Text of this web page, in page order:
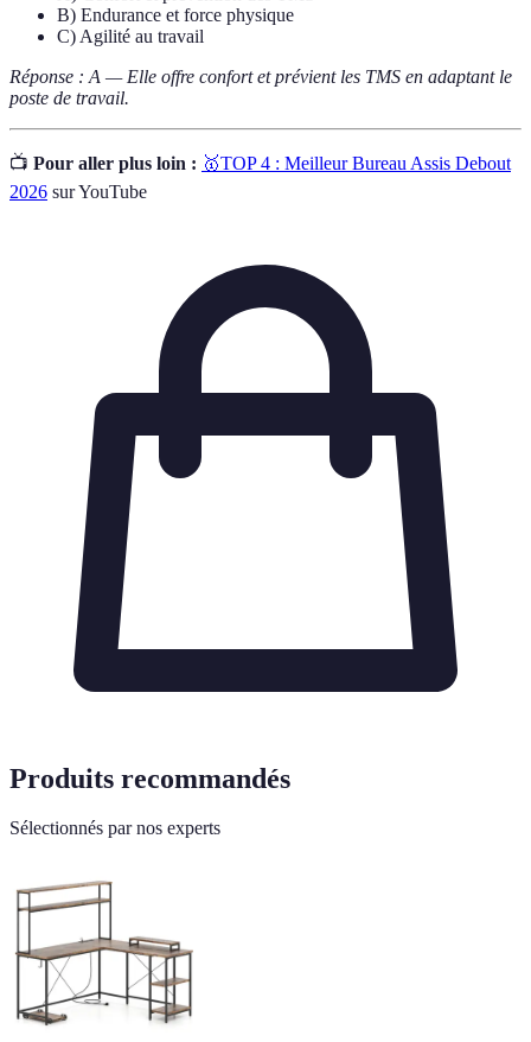
B) Endurance et force physique
C) Agilité au travail
Réponse : A — Elle offre confort et prévient les TMS en adaptant le
poste de travail.
📺 Pour aller plus loin : 🥇TOP 4 : Meilleur Bureau Assis Debout
2026 sur YouTube
Produits recommandés
Sélectionnés par nos experts